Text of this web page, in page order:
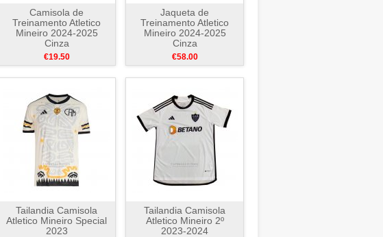
Camisola de
Treinamento Atletico
Mineiro 2024-2025
Cinza
€19.50
Jaqueta de
Treinamento Atletico
Mineiro 2024-2025
Cinza
€58.00
Tailandia Camisola
Atletico Mineiro Special
2023
Tailandia Camisola
Atletico Mineiro 2º
2023-2024